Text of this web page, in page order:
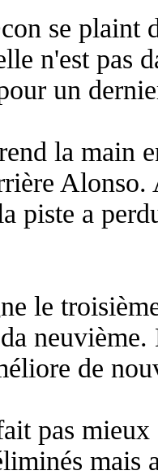
se plaint
n'est pas
un
la main
Alonso.
piste a
le
de
pas
mais